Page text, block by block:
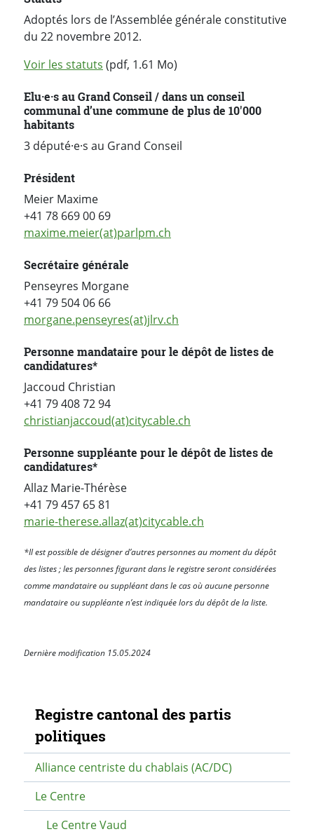
Adoptés lors de l’Assemblée générale constitutive
du 22 novembre 2012.
Voir les statuts (pdf, 1.61 Mo)
Elu·e·s au Grand Conseil / dans un conseil
communal d’une commune de plus de 10'000
habitants
3 député·e·s au Grand Conseil
Président
Meier Maxime
+41 78 669 00 69
maxime.meier(at)parlpm.ch
Secrétaire générale
Penseyres Morgane
+41 79 504 06 66
morgane.penseyres(at)jlrv.ch
Personne mandataire pour le dépôt de listes de
candidatures*
Jaccoud Christian
+41 79 408 72 94
christianjaccoud(at)citycable.ch
Personne suppléante pour le dépôt de listes de
candidatures*
Allaz Marie-Thérèse
+41 79 457 65 81
marie-therese.allaz(at)citycable.ch
*Il est possible de désigner d’autres personnes au moment du dépôt
des listes ; les personnes figurant dans le registre seront considérées
comme mandataire ou suppléant dans le cas où aucune personne
mandataire ou suppléante n’est indiquée lors du dépôt de la liste.
Dernière modification 15.05.2024
Navigation secondaire
Registre cantonal des partis
politiques
Alliance centriste du chablais (AC/DC)
Le Centre
Le Centre Vaud